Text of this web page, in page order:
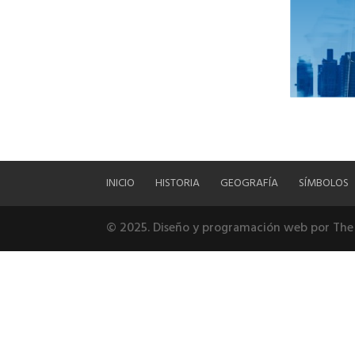
INICIO HISTORIA GEOGRAFÍA SÍMBOLOS
© 2025. Diseño y programación web por